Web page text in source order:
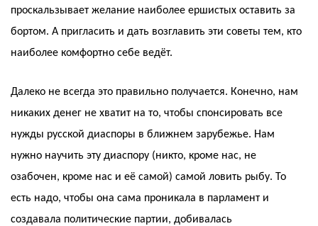
проскальзывает желание наиболее ершистых оставить за
бортом. А пригласить и дать возглавить эти советы тем, кто
наиболее комфортно себе ведёт.
Далеко не всегда это правильно получается. Конечно, нам
никаких денег не хватит на то, чтобы спонсировать все
нужды русской диаспоры в ближнем зарубежье. Нам
нужно научить эту диаспору (никто, кроме нас, не
озабочен, кроме нас и её самой) самой ловить рыбу. То
есть надо, чтобы она сама проникала в парламент и
создавала политические партии, добивалась